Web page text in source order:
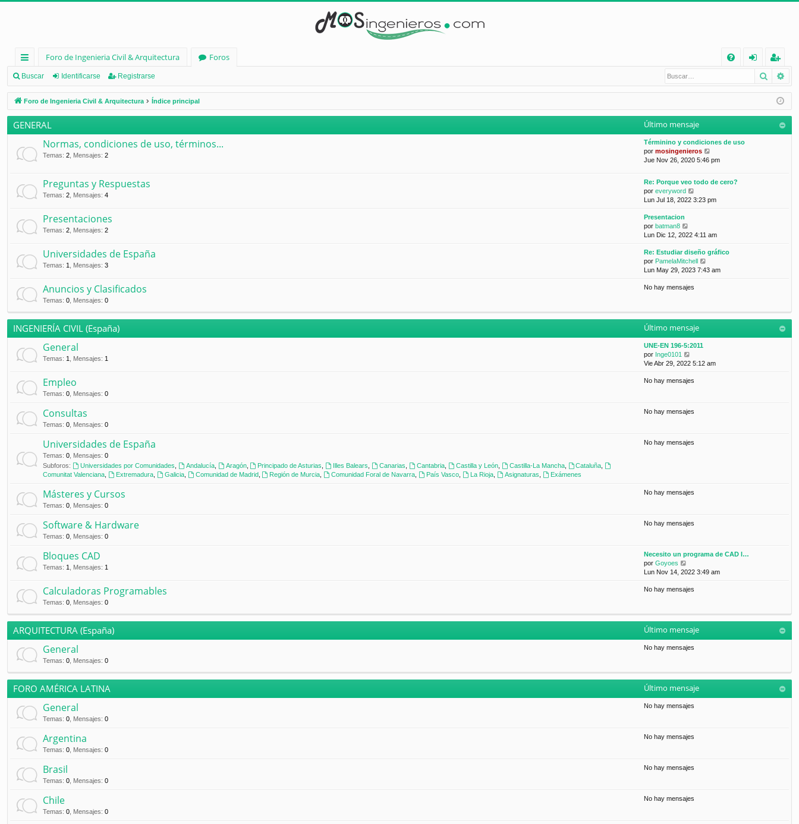
nl
ac
es
rá
pi
os
Foro de Ingenieria Civil & Arquitectura
Foros
Q
nt
ifi
eg
ist
ra
Buscar Identificarse Registrarse Buscar
Foro de Ingenieria Civil & Arquitectura Índice principal
GENERAL Último mensaje
Normas, condiciones de uso, términos...
Temas: 2 Mensajes: 2
Términino y condiciones de uso
por mosingenieros
e
l
i
e
s
Jue Nov 26, 2020 5:46 pm
Preguntas y Respuestas
Temas: 2 Mensajes: 4
Re: Porque veo todo de cero?
por everyword
e
t
m
o
m
j
e
Lun Jul 18, 2022 3:23 pm
Presentaciones
Temas: 2 Mensajes: 2
Presentacion
por batman8
e
ú
l
t
m
e
s
j
e
Lun Dic 12, 2022 4:11 am
Universidades de España
Temas: 1 Mensajes: 3
Re: Estudiar diseño gráfico
por PamelaMitchell
e
i
s
Lun May 29, 2023 7:43 am
Anuncios y Clasificados
Temas: 0 Mensajes: 0
No hay mensajes
INGENIERÍA CIVIL (España) Último mensaje
General
Temas: 1 Mensajes: 1
UNE-EN 196-5:2011
por Inge0101
e
ú
m
e
Vie Abr 29, 2022 5:12 am
Empleo
Temas: 0 Mensajes: 0
No hay mensajes
Consultas
Temas: 0 Mensajes: 0
No hay mensajes
Universidades de España
Temas: 0 Mensajes: 0
Subforos:
Universidades por Comunidades Andalucía, Aragón, Principado de Asturias Illes Balears Canarias Cantabria, Castilla y León, Castilla-La Mancha, Cataluña
Comunitat Valenciana
Extremadura, Galicia, Comunidad de Madrid, Región de Murcia Comunidad Foral de Navarra País Vasco La Rioja, Asignaturas Exámenes
No hay mensajes
Másteres y Cursos
Temas: 0 Mensajes: 0
No hay mensajes
Software & Hardware
Temas: 0 Mensajes: 0
No hay mensajes
Bloques CAD
Temas: 1 Mensajes: 1
Necesito un programa de CAD l…
por Goyoes
e
ú
i
o
e
a
j
Lun Nov 14, 2022 3:49 am
Calculadoras Programables
Temas: 0 Mensajes: 0
No hay mensajes
ARQUITECTURA (España) Último mensaje
General
Temas: 0 Mensajes: 0
No hay mensajes
FORO AMÉRICA LATINA Último mensaje
General
Temas: 0 Mensajes: 0
No hay mensajes
Argentina
Temas: 0 Mensajes: 0
No hay mensajes
Brasil
Temas: 0 Mensajes: 0
No hay mensajes
Chile
Temas: 0 Mensajes: 0
No hay mensajes